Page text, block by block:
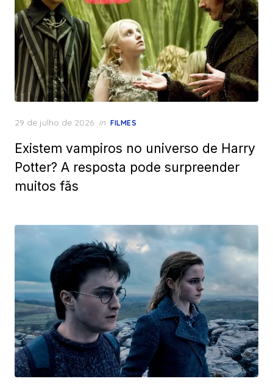
Posted
29 de julho de 2026 in FILMES
Existem vampiros no universo de Harry
Potter? A resposta pode surpreender
muitos fãs